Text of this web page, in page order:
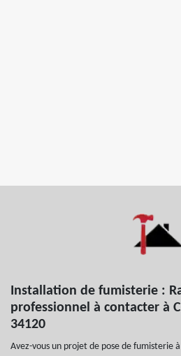
Installation de fumisterie :
professionnel à contacter à
34120
Avez-vous un projet de pose de fumisterie